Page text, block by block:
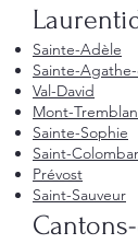
Sainte-Adèle
Sainte-
Val-David
Mont-
Sainte-Sophie
Saint-
Prévost
Saint-Sauveur